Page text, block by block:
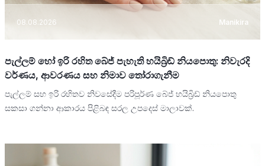
08.08.2026 Manikira
පැල්ලම් හෝ ඉරි රහිත බේජ් පැහැති හයිබ්‍රිඩ් නියපොතු: නිවැරදි
වර්ණය, ආවරණය සහ නිමාව තෝරාගැනීම
පැල්ලම් සහ ඉරි රහිතව නිවසේදීම පරිපූර්ණ බේජ් හයිබ්‍රිඩ් නියපොතු
සකසා ගන්නා ආකාරය පිළිබඳ සරල උපදෙස් මාලාවක්.